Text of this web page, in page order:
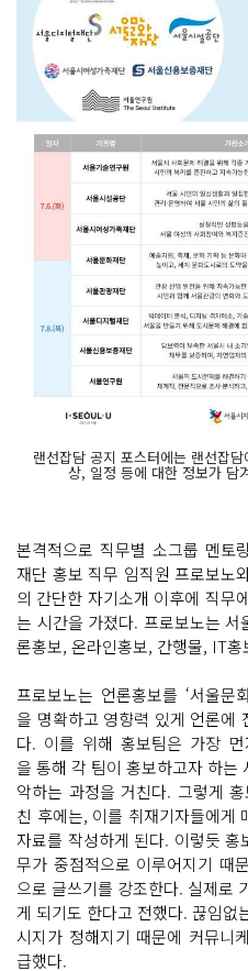
랜선잡담 공지 포스터에는 랜선잡
상, 일정 등에 대한 정보가
본격적으로 직무별 소그룹 멘토
재단 홍보 직무 임직원 프로보노
의 간단한 자기소개 이후에 직무
는 시간을 가졌다. 프로보노는
론홍보, 온라인홍보, 간행물, IT
프로보노는 언론홍보를 ‘서울
을 명확하고 영향력 있게 언론에
다. 이를 위해 홍보팀은 가장
을 통해 각 팀이 홍보하고자 하는
악하는 과정을 거친다. 그렇게
친 후에는, 이를 취재기자들에게
자료를 작성하게 된다. 이렇듯
무가 중점적으로 이루어지기 때
으로 글쓰기를 강조한다. 실제로
게 되기도 한다고 전했다. 끊임없
시지가 정해지기 때문에 커뮤니
급했다.